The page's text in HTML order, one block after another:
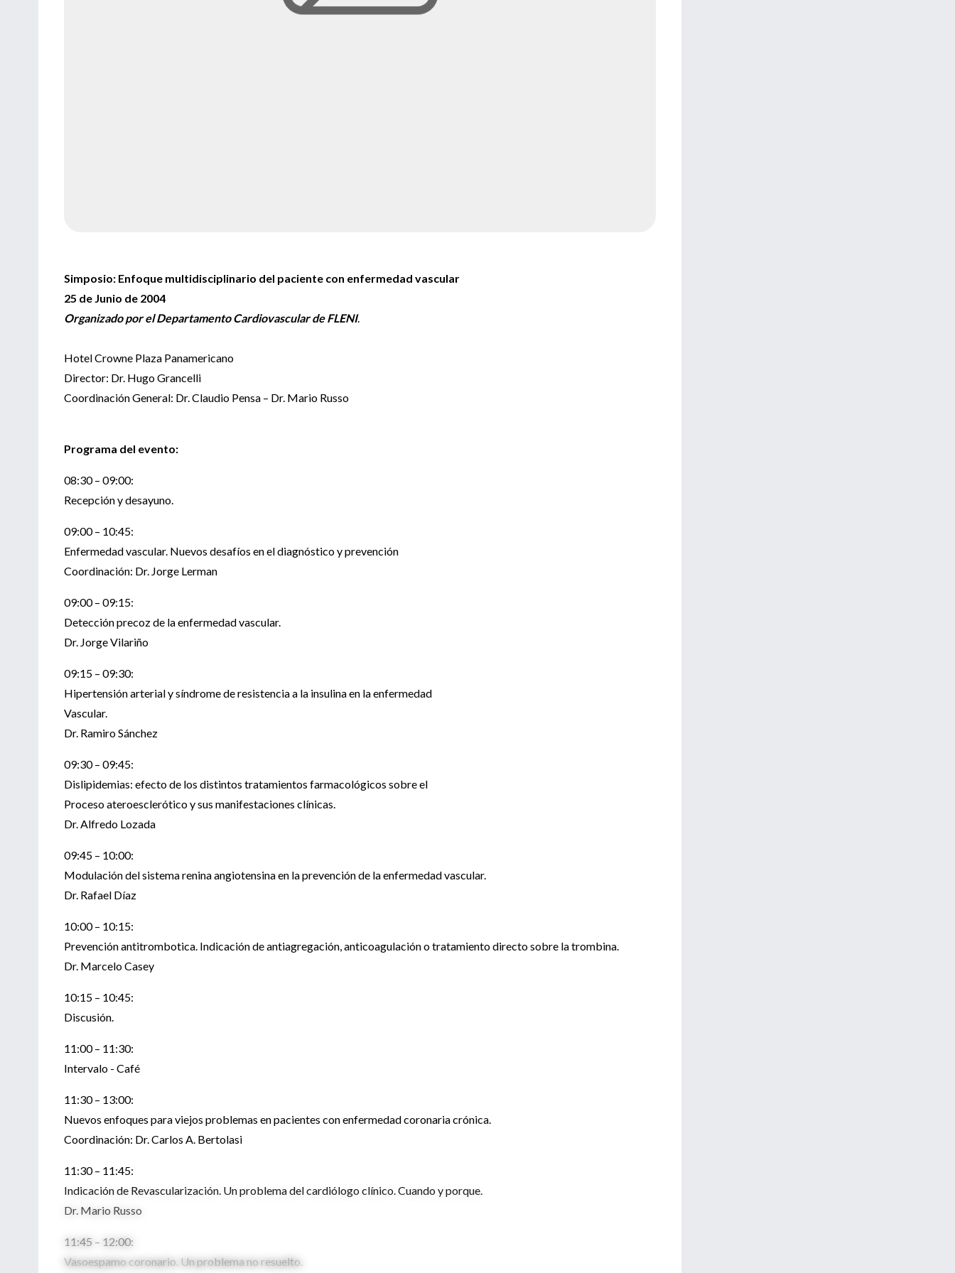
Simposio: Enfoque multidisciplinario del paciente con enfermedad vascular
25 de Junio de 2004
Organizado por el Departamento Cardiovascular de FLENI.
Hotel Crowne Plaza Panamericano
Director: Dr. Hugo Grancelli
Coordinación General: Dr. Claudio Pensa – Dr. Mario Russo
Programa del evento:
08:30 – 09:00:
Recepción y desayuno.
09:00 – 10:45:
Enfermedad vascular. Nuevos desafíos en el diagnóstico y prevención
Coordinación: Dr. Jorge Lerman
09:00 – 09:15:
Detección precoz de la enfermedad vascular.
Dr. Jorge Vilariño
09:15 – 09:30:
Hipertensión arterial y síndrome de resistencia a la insulina en la enfermedad
Vascular.
Dr. Ramiro Sánchez
09:30 – 09:45:
Dislipidemias: efecto de los distintos tratamientos farmacológicos sobre el
Proceso ateroesclerótico y sus manifestaciones clínicas.
Dr. Alfredo Lozada
09:45 – 10:00:
Modulación del sistema renina angiotensina en la prevención de la enfermedad vascular.
Dr. Rafael Díaz
10:00 – 10:15:
Prevención antitrombotica. Indicación de antiagregación, anticoagulación o tratamiento directo sobre la trombina.
Dr. Marcelo Casey
10:15 – 10:45:
Discusión.
11:00 – 11:30:
Intervalo - Café
11:30 – 13:00:
Nuevos enfoques para viejos problemas en pacientes con enfermedad coronaria crónica.
Coordinación: Dr. Carlos A. Bertolasi
11:30 – 11:45:
Indicación de Revascularización. Un problema del cardiólogo clínico. Cuando y porque.
Dr. Mario Russo
11:45 – 12:00:
Vasoespamo coronario. Un problema no resuelto.